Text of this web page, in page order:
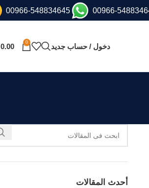
00966-
00966-548834645
دخول / حساب جديد 0
0.00
أحدث المقالات